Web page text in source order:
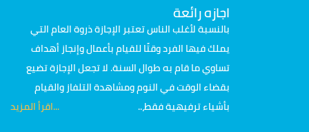
اجازه رائعة
بالنسبة لأغلب الناس تعتبر الإجازة ذروة العام التي
يملك فيها الفرد وقتًا للقيام بأعمال وإنجاز أهداف
تساوي ما قام به طوال السنة. لا تجعل الإجازة تضيع
بقضاء الوقت في النوم ومشاهدة التلفاز والقيام
بأشياء ترفيهية فقط،..
...اقرأ المزيد